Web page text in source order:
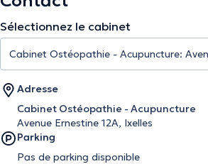
Sélectionnez le cabinet
Adresse
Cabinet Ostéopathie - Acupuncture
Avenue Ernestine 12A, Ixelles
Parking
Pas de parking disponible